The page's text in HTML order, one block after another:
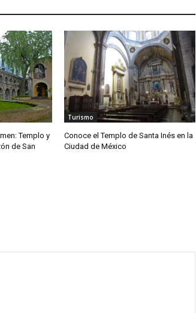
Templo y
de San
Turismo
Conoce el Templo de Santa Inés en la
Ciudad de México